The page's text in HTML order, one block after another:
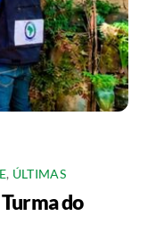
, ÚLTIMAS
do